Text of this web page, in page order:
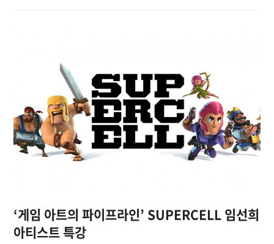
‘게임 아트의 파이프라인’ SUPERCELL 임선희
아티스트 특강